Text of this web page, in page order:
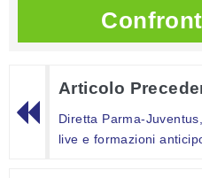
Articolo
Diretta Parma-
live e formazioni